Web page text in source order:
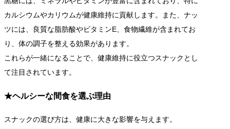
カルシウムやカリウムが健康維持に貢献します。また、ナッ
ツには、良質な脂肪酸やビタミンE、食物繊維が含まれてお
り、体の調子を整える効果があります。
これらが一緒になることで、健康維持に役立つスナックとし
て注目されています。
★ヘルシーな間食を選ぶ理由
スナックの選び方は、健康に大きな影響を与えます。